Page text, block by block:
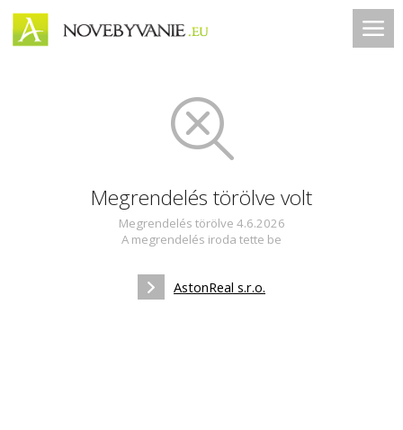
Megrendelés törölve volt
Megrendelés törölve 4.6.2026
A megrendelés iroda tette be
AstonReal s.r.o.